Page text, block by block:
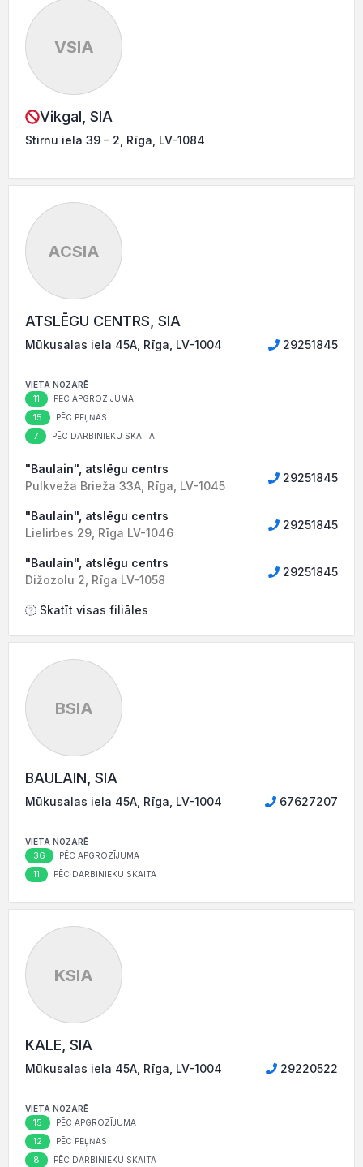
VSIA
Vikgal, SIA
Stirnu iela 39 – 2, Rīga, LV-1084
ACSIA
ATSLĒGU CENTRS, SIA
Mūkusalas iela 45A, Rīga, LV-1004 29251845
VIETA NOZARĒ
11 PĒC APGROZĪJUMA
15 PĒC PEĻŅAS
7 PĒC DARBINIEKU SKAITA
"Baulain", atslēgu centrs
Pulkveža Brieža 33A, Rīga, LV-1045
29251845
"Baulain", atslēgu centrs
Lielirbes 29, Rīga LV-1046
29251845
"Baulain", atslēgu centrs
Dižozolu 2, Rīga LV-1058
29251845
Skatīt visas filiāles
BSIA
BAULAIN, SIA
Mūkusalas iela 45A, Rīga, LV-1004 67627207
VIETA NOZARĒ
36 PĒC APGROZĪJUMA
11 PĒC DARBINIEKU SKAITA
KSIA
KALE, SIA
Mūkusalas iela 45A, Rīga, LV-1004 29220522
VIETA NOZARĒ
15 PĒC APGROZĪJUMA
12 PĒC PEĻŅAS
8 PĒC DARBINIEKU SKAITA